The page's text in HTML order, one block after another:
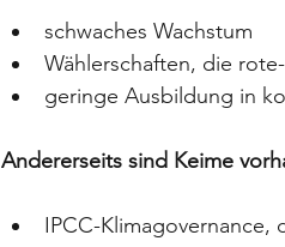
schwaches Wachstum
Wählerschaften, die
geringe Ausbildung in
Andererseits sind Keime
IPCC-